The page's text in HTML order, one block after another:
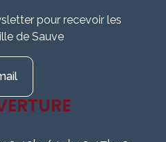
pour recevoir les
de Sauve